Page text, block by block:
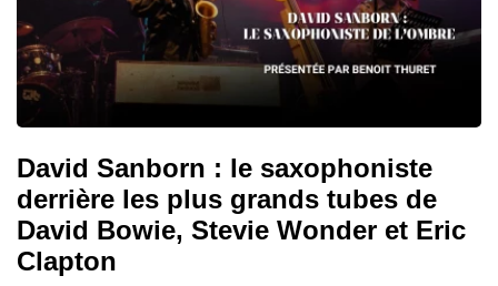
David Sanborn : le saxophoniste
derrière les plus grands tubes de
David Bowie, Stevie Wonder et Eric
Clapton